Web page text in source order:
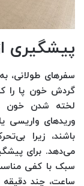
پیشگیری
سفرهای طولانی،
گردش خون پا را
لخته شدن خون
وریدهای واریسی
باشند، زیرا
می‌دهد. برای
سبک با کفی
ساعت، چند